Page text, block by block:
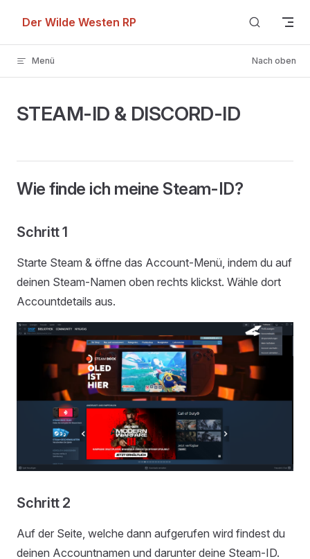
Skip to content
Der Wilde Westen RP
Menü Nach oben
STEAM-ID & DISCORD-ID
Wie finde ich meine Steam-ID?
Schritt 1
Starte Steam & öffne das Account-Menü, indem du auf
deinen Steam-Namen oben rechts klickst. Wähle dort
Accountdetails aus.
Schritt 2
Auf der Seite, welche dann aufgerufen wird findest du
deinen Accountnamen und darunter deine Steam-ID.